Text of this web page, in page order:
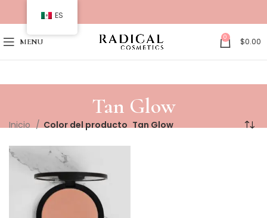
MENU 0 $0.00
Tan Glow
Inicio Color del producto Tan Glow
ES